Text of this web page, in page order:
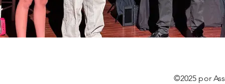
©2025 por